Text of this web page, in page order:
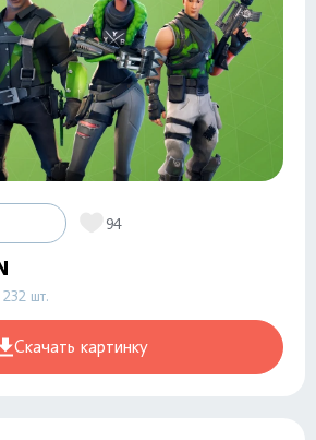
94
шт.
Скачать картинку